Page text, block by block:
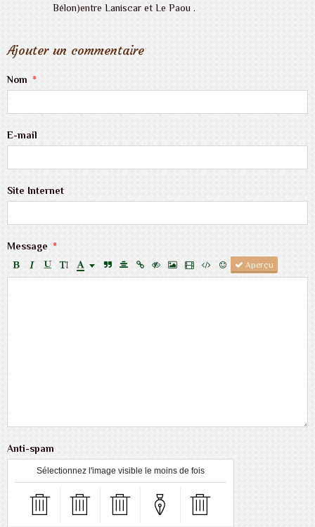
Bélon)entre Laniscar et Le Paou .
Ajouter un commentaire
Nom
E-mail
Site Internet
Message
Aperçu
Anti-spam
Sélectionnez l'image visible le moins de fois